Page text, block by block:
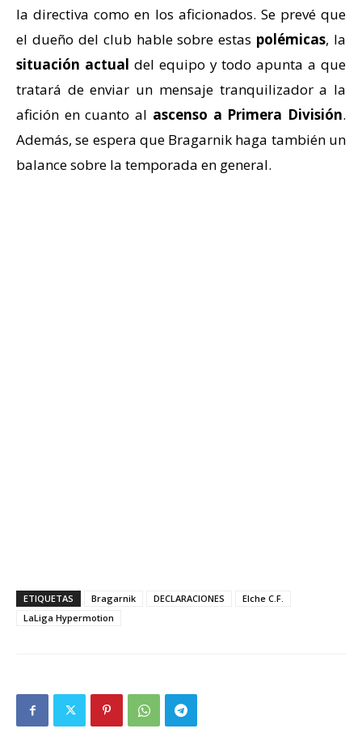
la directiva como en los aficionados. Se prevé que
el dueño del club hable sobre estas polémicas, la
situación actual del equipo y todo apunta a que
tratará de enviar un mensaje tranquilizador a la
afición en cuanto al ascenso a Primera División.
Además, se espera que Bragarnik haga también un
balance sobre la temporada en general.
ETIQUETAS Bragarnik DECLARACIONES
Elche C.F.
LaLiga Hypermotion